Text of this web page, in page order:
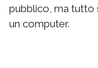
pubblico, ma tutto
un computer.